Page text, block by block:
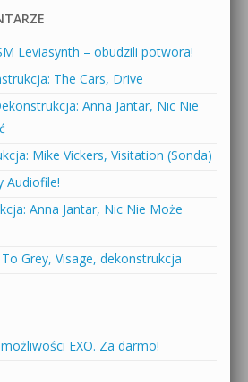
Leviasynth – obudzili potwora!
The Cars, Drive
Anna Jantar, Nic Nie
Mike Vickers, Visitation (Sonda)
Audiofile!
Anna Jantar, Nic Nie Może
Grey, Visage, dekonstrukcja
EXO. Za darmo!